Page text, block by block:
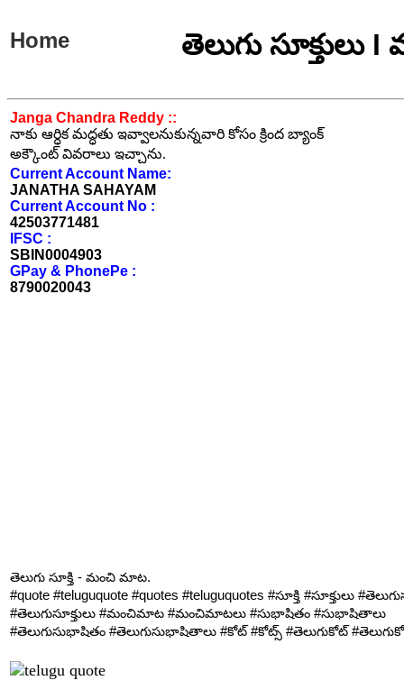
Home తెలుగు
Janga Chandra Reddy ::
నాకు ఆర్ధిక మద్ధతు ఇవ్వాలనుకున్నవారి కోసం క్రింద బ్యాంక్
అక్కౌంట్ వివరాలు ఇచ్చాను.
Current Account Name:
JANATHA SAHAYAM
Current Account No :
42503771481
IFSC :
SBIN0004903
GPay & PhonePe :
8790020043
తెలుగు సూక్తి - మంచి మాట.
#quote #teluguquote #quotes #teluguquotes #సూక్తి #సూక్తులు
#తెలుగుసూక్తులు #మంచిమాట #మంచిమాటలు #సుభాషితం #సుభాషితాలు
#తెలుగుసుభాషితం #తెలుగుసుభాషితాలు #కోట్ #కోట్స్ #తెలుగుకోట్